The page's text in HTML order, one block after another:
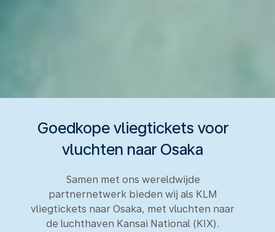
Goedkope vliegtickets voor
vluchten naar Osaka
Samen met ons wereldwijde
partnernetwerk bieden wij als KLM
vliegtickets naar Osaka, met vluchten naar
de luchthaven Kansai National (KIX).